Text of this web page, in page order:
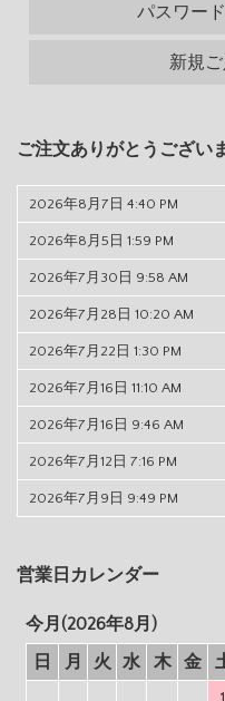
パスワー
新規
ご注文ありがとうござい
2026年8月7日 4:40 PM
2026年8月5日 1:59 PM
2026年7月30日 9:58 AM
2026年7月28日 10:20 AM
2026年7月22日 1:30 PM
2026年7月16日 11:10 AM
2026年7月16日 9:46 AM
2026年7月12日 7:16 PM
2026年7月9日 9:49 PM
営業日カレンダー
今月(2026年8月)
日
月 火 水 木 金